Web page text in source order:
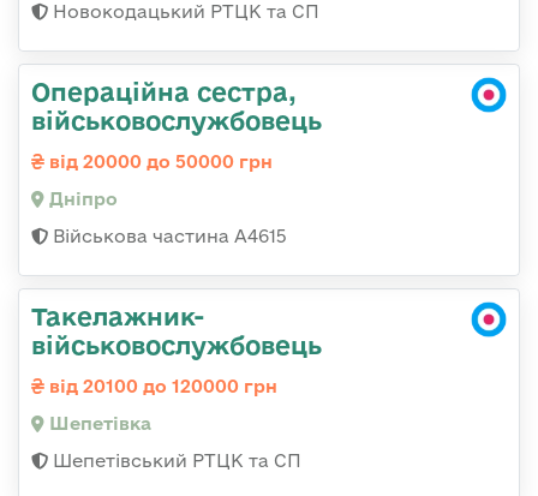
Новокодацький РТЦК та СП
Операційна сестра,
військовослужбовець
від 20000 до 50000 грн
Дніпро
Військова частина А4615
Такелажник-
військовослужбовець
від 20100 до 120000 грн
Шепетівка
Шепетівський РТЦК та СП